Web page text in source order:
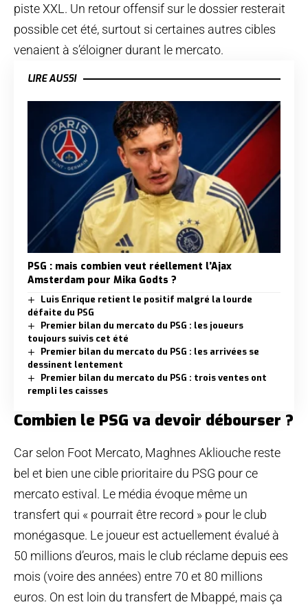
piste XXL. Un retour offensif sur le dossier resterait
possible cet été, surtout si certaines autres cibles
venaient à s’éloigner durant le mercato.
LIRE AUSSI
PSG : mais combien veut réellement l’Ajax
Amsterdam pour Mika Godts ?
Luis Enrique retient le positif malgré la lourde
défaite du PSG
Premier bilan du mercato du PSG : les joueurs
toujours suivis cet été
Premier bilan du mercato du PSG : les arrivées se
dessinent lentement
Premier bilan du mercato du PSG : trois ventes ont
rempli les caisses
Combien le PSG va devoir débourser ?
Car selon Foot Mercato, Maghnes Akliouche reste
bel et bien une cible prioritaire du PSG pour ce
mercato estival. Le média évoque même un
transfert qui « pourrait être record » pour le club
monégasque. Le joueur est actuellement évalué à
50 millions d’euros, mais le club réclame depuis ees
mois (voire des années) entre 70 et 80 millions
euros. On est loin du transfert de Mbappé, mais ça